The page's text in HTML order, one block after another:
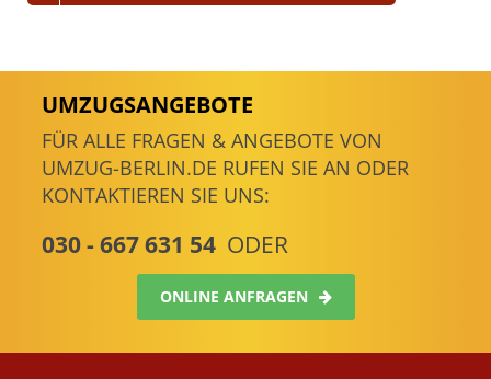
UMZUGSANGEBOTE
FÜR ALLE FRAGEN & ANGEBOTE VON
UMZUG-BERLIN.DE RUFEN SIE AN ODER
KONTAKTIEREN SIE UNS:
030 - 667 631 54 ODER
ONLINE ANFRAGEN